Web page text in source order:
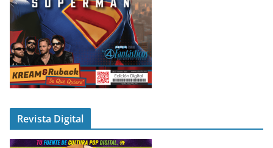
Revista Digital